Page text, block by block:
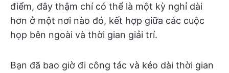
điểm, đây thậm chí có thể là một kỳ nghỉ dài
hơn ở một nơi nào đó, kết hợp giữa các cuộc
họp bên ngoài và thời gian giải trí.
Bạn đã bao giờ đi công tác và kéo dài thời gian